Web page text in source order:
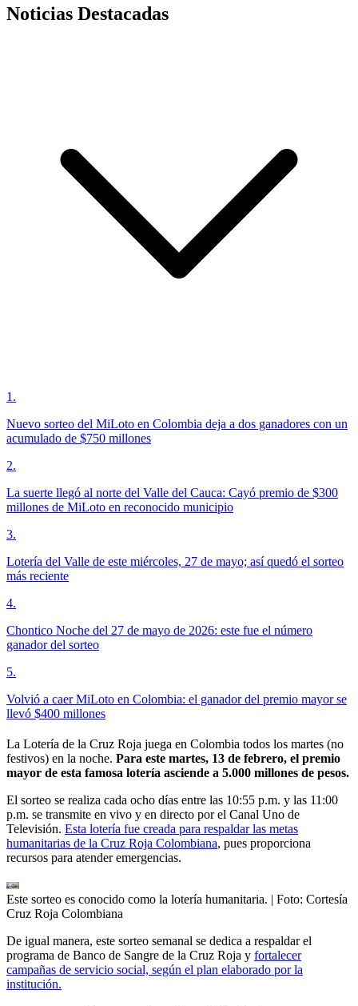
Noticias Destacadas
1 .
Nuevo sorteo del MiLoto en Colombia deja a dos ganadores con un
acumulado de $750 millones
2.
La suerte llegó al norte del Valle del Cauca: Cayó premio de $300
millones de MiLoto en reconocido municipio
3.
Lotería del Valle de este miércoles, 27 de mayo; así quedó el sorteo
más reciente
4.
Chontico Noche del 27 de mayo de 2026: este fue el número
ganador del sorteo
5.
Volvió a caer MiLoto en Colombia: el ganador del premio mayor se
llevó $400 millones
La Lotería de la Cruz Roja juega en Colombia todos los martes (no
festivos) en la noche. Para este martes, 13 de febrero, el premio
mayor de esta famosa lotería asciende a 5.000 millones de pesos.
El sorteo se realiza cada ocho días entre las 10:55 p.m. y las 11:00
p.m. se transmite en vivo y en directo por el Canal Uno de
Televisión. Esta lotería fue creada para respaldar las metas
humanitarias de la Cruz Roja Colombiana, pues proporciona
recursos para atender emergencias.
Este sorteo es conocido como la lotería humanitaria. | Foto: Cortesía
Cruz Roja Colombiana
De igual manera, este sorteo semanal se dedica a respaldar el
programa de Banco de Sangre de la Cruz Roja y fortalecer
campañas de servicio social, según el plan elaborado por la
institución.